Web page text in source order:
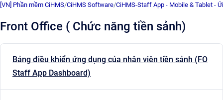
[VN] Phần mềm CiHMS/CiHMS Software/CiHMS-Staff App - Mobile & Tablet -
Front Office ( Chức năng tiền sảnh)
Bảng điều khiển ứng dụng của nhân viên tiền sảnh (FO
Staff App Dashboard)